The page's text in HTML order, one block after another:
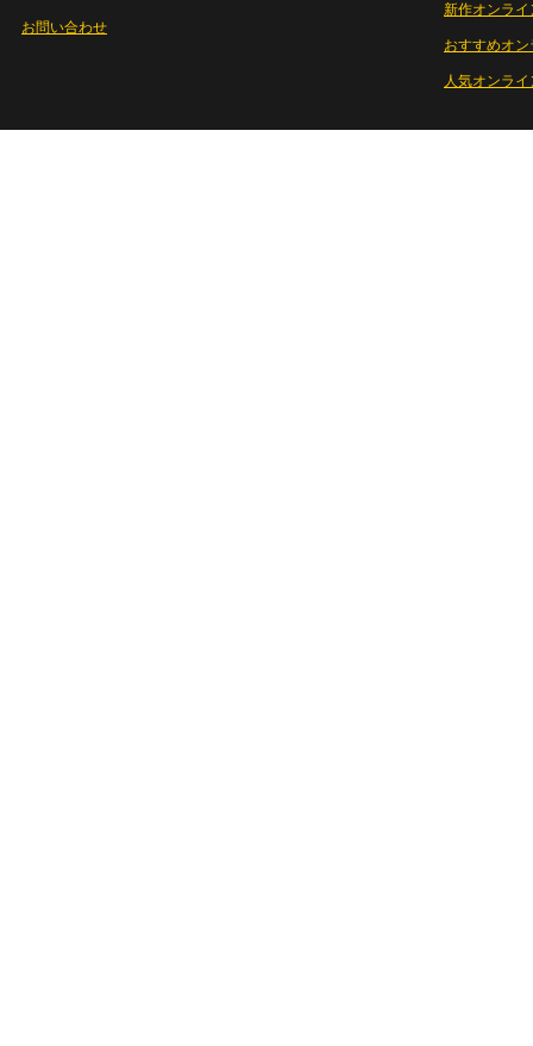
お問い合わせ
新作オンライ
おすすめオ
人気オンラ